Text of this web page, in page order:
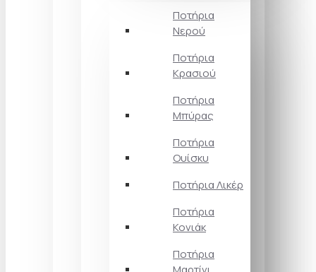
Ποτήρια
Νερού
Ποτήρια
Κρασιού
Ποτήρια
Μπύρας
Ποτήρια
Ουίσκυ
Ποτήρια Λικέρ
Ποτήρια
Κονιάκ
Ποτήρια